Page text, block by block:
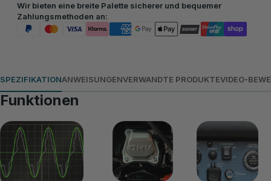
Wir bieten eine breite Palette sicherer und bequemer
Zahlungsmethoden an:
SPEZIFIKATIONANWEISUNGENVERWANDTE PRODUKTEVIDEO-
Funktionen